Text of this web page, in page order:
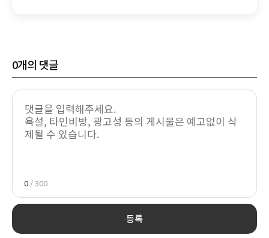
0개의 댓글
0 / 300
등록